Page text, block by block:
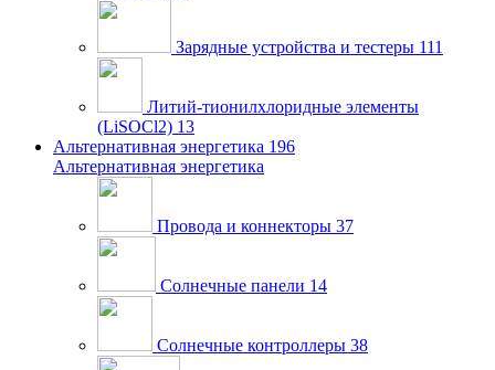
Зарядные устройства и тестеры 111
Литий-тионилхлоридные элементы
(LiSOCl2) 13
Альтернативная энергетика 196
Альтернативная энергетика
Провода и коннекторы 37
Солнечные панели 14
Солнечные контроллеры 38